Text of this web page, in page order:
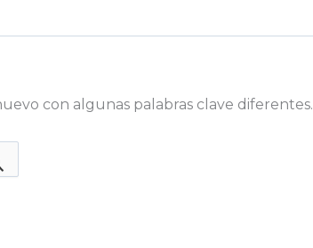
con algunas palabras clave diferentes.